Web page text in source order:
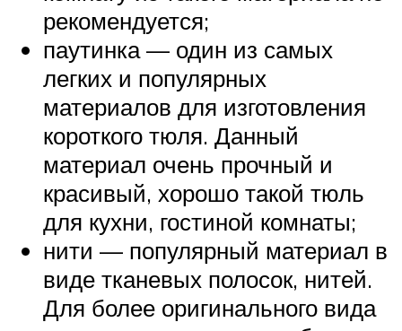
рекомендуется;
паутинка — один из самых
легких и популярных
материалов для изготовления
короткого тюля. Данный
материал очень прочный и
красивый, хорошо такой тюль
для кухни, гостиной комнаты;
нити — популярный материал в
виде тканевых полосок, нитей.
Для более оригинального вида